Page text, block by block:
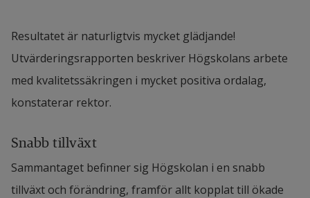
Resultatet är naturligtvis mycket glädjande!
Utvärderingsrapporten beskriver Högskolans arbete
med kvalitetssäkringen i mycket positiva ordalag,
konstaterar rektor.
Snabb tillväxt
Sammantaget befinner sig Högskolan i en snabb
tillväxt och förändring, framför allt kopplat till ökade